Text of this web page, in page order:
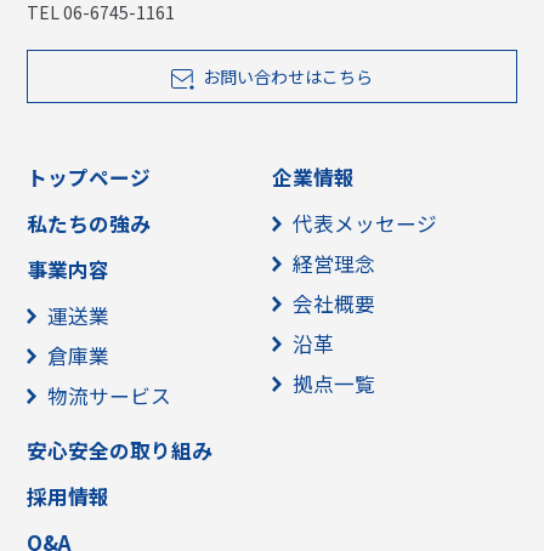
TEL 06-6745-1161
お問い合わせはこちら
トップページ
私たちの強み
事業内容
運送業
倉庫業
物流サービス
企業情報
代表メッセージ
経営理念
会社概要
沿革
拠点一覧
安心安全の取り組み
採用情報
Q&A